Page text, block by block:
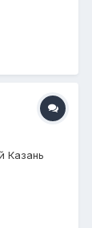
Казань